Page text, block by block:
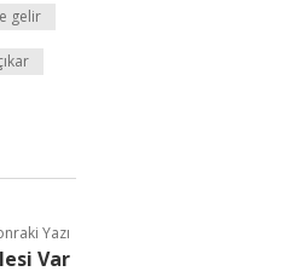
gelir
Yazı
Var